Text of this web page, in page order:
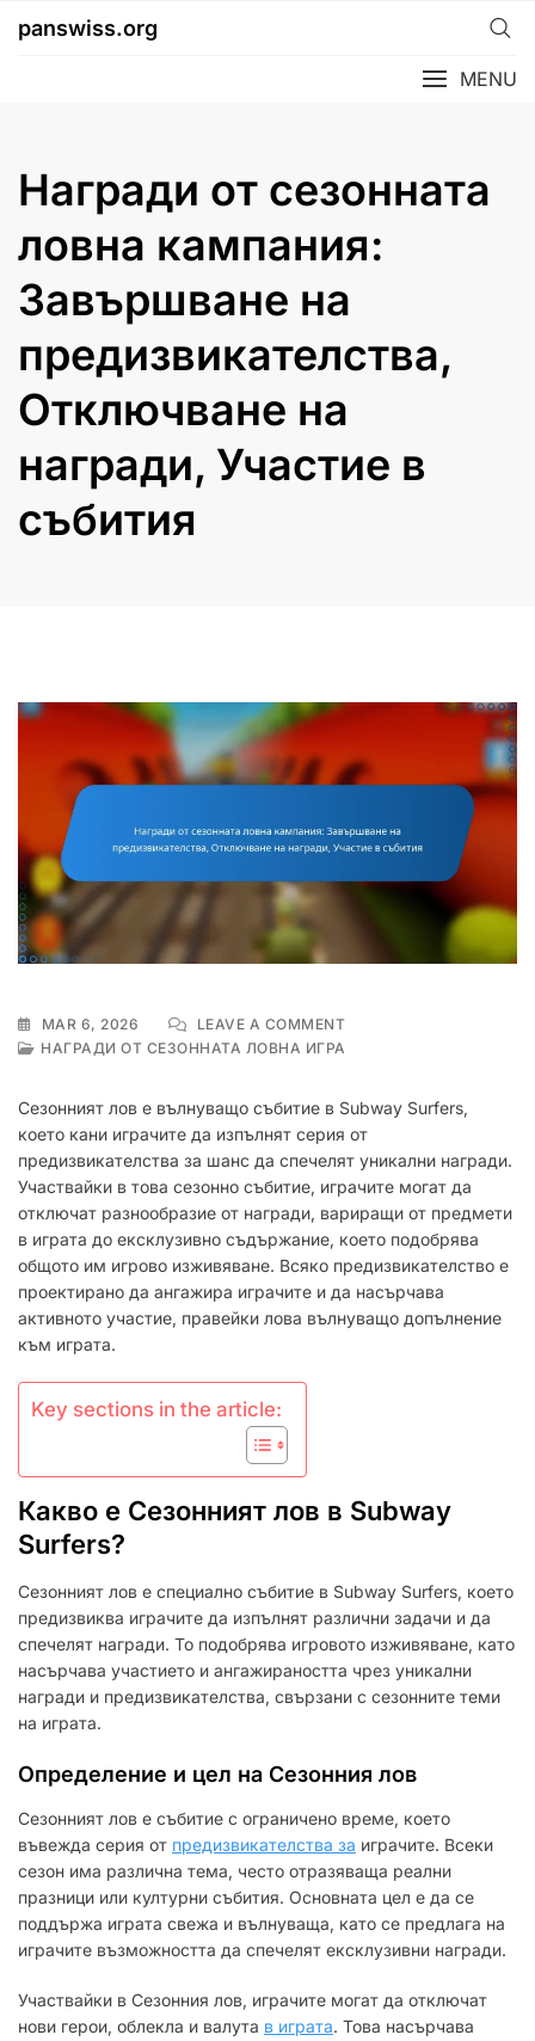
panswiss.org
MENU
Награди от сезонната
ловна кампания:
Завършване на
предизвикателства,
Отключване на
награди, Участие в
събития
MAR 6, 2026 LEAVE A COMMENTON
ЛОВНА
КАМПАНИЯ:
ЗАВЪРШВАНЕ
НА
ОТКЛЮЧВАНЕ
НА
НАГРАДИ,
УЧАСТИЕ
В
НАГРАДИ ОТ СЕЗОННАТА ЛОВНА ИГРА
Сезонният лов е вълнуващо събитие в Subway Surfers,
което кани играчите да изпълнят серия от
предизвикателства за шанс да спечелят уникални награди.
Участвайки в това сезонно събитие, играчите могат да
отключат разнообразие от награди, вариращи от предмети
в играта до ексклузивно съдържание, което подобрява
общото им игрово изживяване. Всяко предизвикателство е
проектирано да ангажира играчите и да насърчава
активното участие, правейки лова вълнуващо допълнение
към играта.
Key sections in the article:
Какво е Сезонният лов в Subway
Surfers?
Сезонният лов е специално събитие в Subway Surfers, което
предизвиква играчите да изпълнят различни задачи и да
спечелят награди. То подобрява игровото изживяване, като
насърчава участието и ангажираността чрез уникални
награди и предизвикателства, свързани с сезонните теми
на играта.
Определение и цел на Сезонния лов
Сезонният лов е събитие с ограничено време, което
въвежда серия от предизвикателства за играчите. Всеки
сезон има различна тема, често отразяваща реални
празници или културни събития. Основната цел е да се
поддържа играта свежа и вълнуваща, като се предлага на
играчите възможността да спечелят ексклузивни награди.
Участвайки в Сезонния лов, играчите могат да отключат
нови герои, облекла и валута в играта. Това насърчава